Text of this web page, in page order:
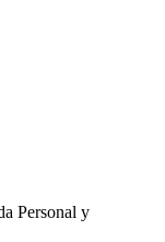
Personal y